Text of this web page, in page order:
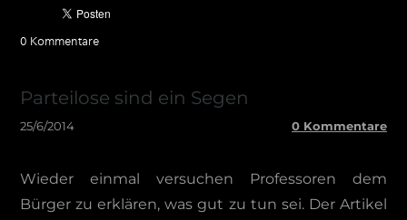
0 Kommentare
Parteilose sind ein Segen
25/6/2014 0 Kommentare
Wieder einmal versuchen Professoren dem
Bürger zu erklären, was gut zu tun sei. Der Artikel